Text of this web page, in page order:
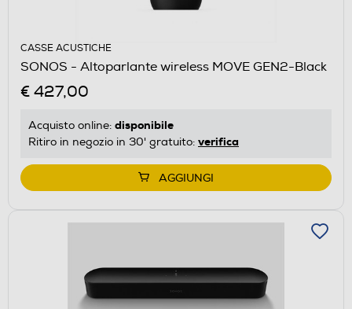
CASSE ACUSTICHE
SONOS - Altoparlante wireless MOVE GEN2-Black
€ 427,00
Acquisto online: disponibile
Ritiro in negozio in 30' gratuito: verifica
AGGIUNGI